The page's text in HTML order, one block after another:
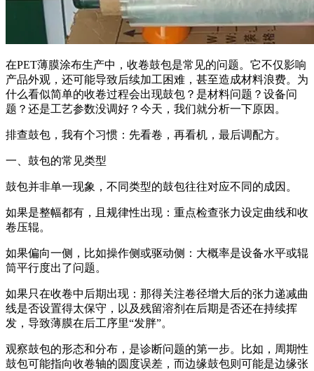
在PET薄膜涂布生产中，收卷鼓包是常见的问题。它不仅影响
产品外观，还可能导致后续加工困难，甚至造成材料浪费。为
什么看似简单的收卷过程会出现鼓包？是材料问题？设备问
题？还是工艺参数没调好？今天，我们就分析一下原因。
排查鼓包，我有个习惯：先看卷，再看机，最后调配方。
一、鼓包的常见类型
鼓包并非单一现象，不同类型的鼓包往往对应不同的成因。
如果是整幅都有，且规律性出现：重点检查张力设定曲线和收
卷压辊。
如果偏向一侧，比如操作侧或驱动侧：大概率是设备水平或辊
筒平行度出了问题。
如果只在收卷中后期出现：那得关注卷径增大后的张力递减曲
线是否设置得太保守，以及残留溶剂在后期是否还在持续挥
发，导致薄膜在后工序里“发胖”。
观察鼓包的形态和分布，是诊断问题的第一步。比如，周期性
鼓包可能指向收卷轴的圆度误差，而边缘鼓包则可能是边缘张